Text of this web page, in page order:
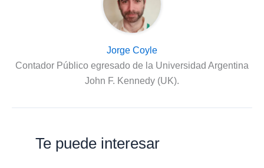
Jorge Coyle
Contador Público egresado de la Universidad Argentina
John F. Kennedy (UK).
Te puede interesar